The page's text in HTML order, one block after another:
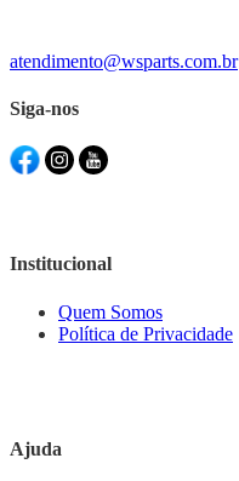
atendimento@wsparts.com.br
Siga-nos
Institucional
Quem Somos
Política de Privacidade
Ajuda